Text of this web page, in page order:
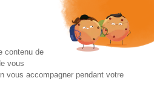
contenu de
vous
vous accompagner pendant votre